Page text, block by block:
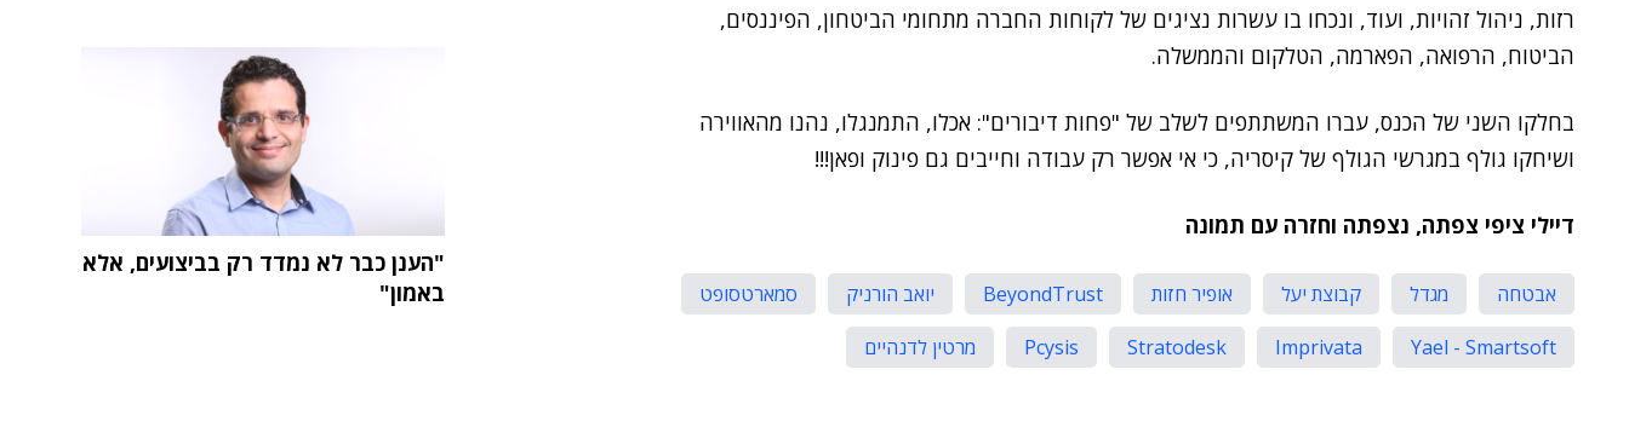
רזות, ניהול זהויות, ועוד, ונכחו בו עשרות נציגים של לקוחות החברה מתחומי הביטחון, הפיננסים,
הביטוח, הרפואה, הפארמה, הטלקום והממשלה.
בחלקו השני של הכנס, עברו המשתתפים לשלב של "פחות דיבורים": אכלו, התמנגלו, נהנו מהאווירה
ושיחקו גולף במגרשי הגולף של קיסריה, כי אי אפשר רק עבודה וחייבים גם פינוק ופאן!!!
דיילי ציפי צפתה, נצפתה וחזרה עם תמונה
אבטחה מגדל קבוצת יעל אופיר חזות BeyondTrust יואב הורניק
סמארטסופט
Yael - Smartsoft
Imprivata
Stratodesk
Pcysis מרטין לדנהיים
"הענן כבר לא נמדד רק בביצועים, אלא
באמון"